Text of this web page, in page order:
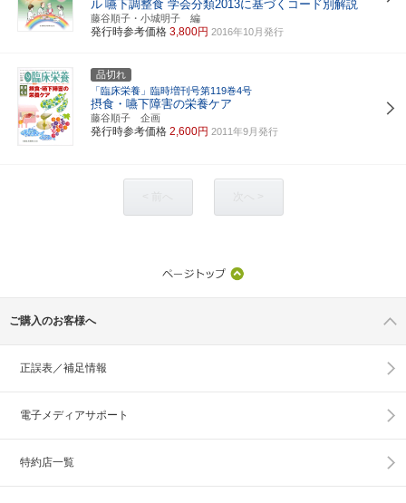
ル 嚥下調整食 学会分類2013に基づくコード別解説
藤谷順子・小城明子 編
発行時参考価格 3,800円 2016年10月発行
品切れ
「臨床栄養」臨時増刊号第119巻4号
摂食・嚥下障害の栄養ケア
藤谷順子 企画
発行時参考価格 2,600円 2011年9月発行
ご購入のお客様へ
正誤表／補足情報
電子メディアサポート
特約店一覧